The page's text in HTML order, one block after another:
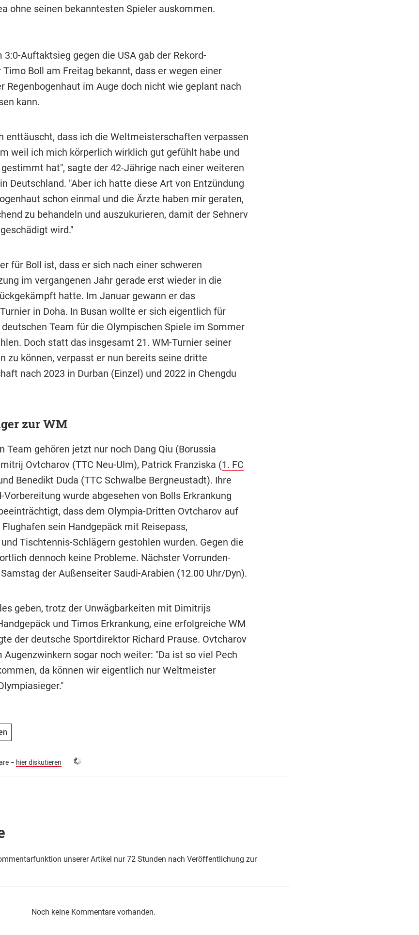
ohne seinen bekanntesten Spieler auskommen.
3:0-Auftaktsieg gegen die USA gab der Rekord-
Boll am Freitag bekannt, dass er wegen einer
Regenbogenhaut im Auge doch nicht wie geplant nach
kann.
enttäuscht, dass ich die Weltmeisterschaften verpassen
weil ich mich körperlich wirklich gut gefühlt habe und
hat", sagte der 42-Jährige nach einer weiteren
Deutschland. "Aber ich hatte diese Art von Entzündung
schon einmal und die Ärzte haben mir geraten,
zu behandeln und auszukurieren, damit der Sehnerv
wird."
für Boll ist, dass er sich nach einer schweren
im vergangenen Jahr gerade erst wieder in die
hatte. Im Januar gewann er das
in Doha. In Busan wollte er sich eigentlich für
Team für die Olympischen Spiele im Sommer
Doch statt das insgesamt 21. WM-Turnier seiner
zu können, verpasst er nun bereits seine dritte
nach 2023 in Durban (Einzel) und 2022 in Chengdu
zur WM
Team gehören jetzt nur noch Dang Qiu (Borussia
Ovtcharov (TTC Neu-Ulm), Patrick Franziska (1. FC
Benedikt Duda (TTC Schwalbe Bergneustadt). Ihre
wurde abgesehen von Bolls Erkrankung
dass dem Olympia-Dritten Ovtcharov auf
sein Handgepäck mit Reisepass,
Tischtennis-Schlägern gestohlen wurden. Gegen die
dennoch keine Probleme. Nächster Vorrunden-
der Außenseiter Saudi-Arabien (12.00 Uhr/Dyn).
geben, trotz der Unwägbarkeiten mit Dimitrijs
und Timos Erkrankung, eine erfolgreiche WM
der deutsche Sportdirektor Richard Prause. Ovtcharov
Augenzwinkern sogar noch weiter: "Da ist so viel Pech
da können wir eigentlich nur Weltmeister
– hier diskutieren
unserer Artikel nur 72 Stunden nach Veröffentlichung zur
Noch keine Kommentare vorhanden.